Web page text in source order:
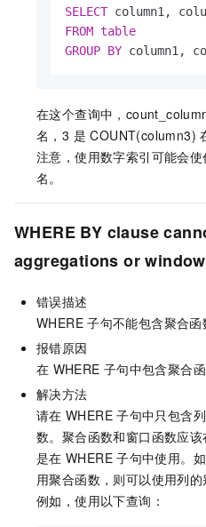
SELECT column1,
FROM table
GROUP BY column1,
在这个查询中，
名，3 是 COUNT(column3)
注意，使用数字索引可能会
名。
WHERE BY clause
aggregations or
错误描述
WHERE 子句不能包含聚合函
报错原因
在 WHERE 子句中包含聚合
解决方法
请在 WHERE 子句中只包含
数。聚合函数和窗口函数应该
是在 WHERE 子句中使用。
用聚合函数，则可以使用列的
例如，使用以下查询：